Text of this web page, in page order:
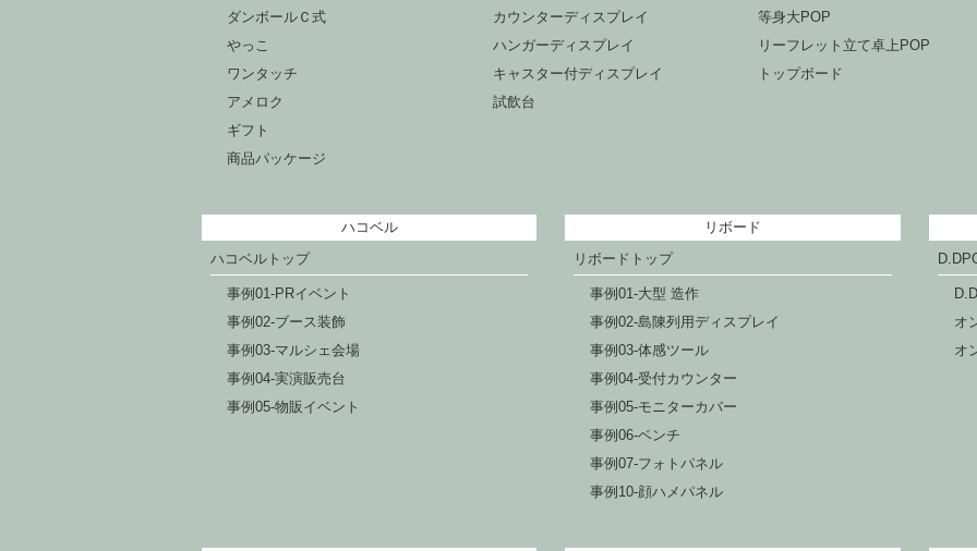
ダンボールＣ式
やっこ
ワンタッチ
アメロク
ギフト
商品パッケージ
カウンターディスプレイ
ハンガーディスプレイ
キャスター付ディスプレイ
試飲台
等身大POP
リーフレット立て卓上POP
トップボード
ハコベル
ハコベルトップ
事例01-PRイベント
事例02-ブース装飾
事例03-マルシェ会場
事例04-実演販売台
事例05-物販イベント
リボード
リボードトップ
事例01-大型 造作
事例02-島陳列用ディスプレイ
事例03-体感ツール
事例04-受付カウンター
事例05-モニターカバー
事例06-ベンチ
事例07-フォトパネル
事例10-顔ハメパネル
オ
オ